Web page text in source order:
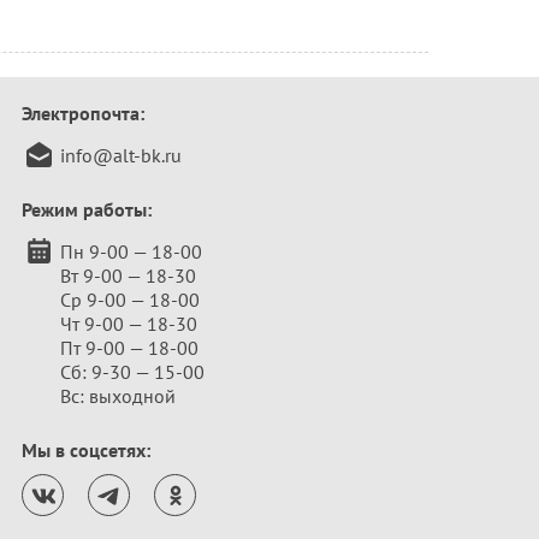
Электропочта:
info@alt-bk.ru
Режим работы:
Пн 9-00 — 18-00
Вт 9-00 — 18-30
Ср 9-00 — 18-00
Чт 9-00 — 18-30
Пт 9-00 — 18-00
Сб: 9-30 — 15-00
Вс: выходной
Мы в соцсетях: